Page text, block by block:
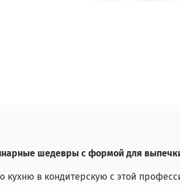
шедевры с формой для
кухню в кондитерскую с этой